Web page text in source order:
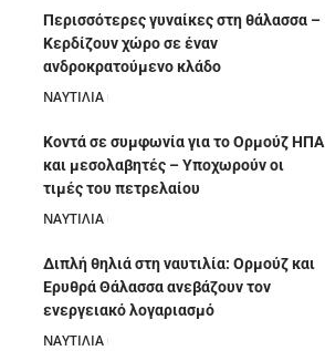
Περισσότερες γυναίκες στη θάλασσα –
Κερδίζουν χώρο σε έναν
ανδροκρατούμενο κλάδο
ΝΑΥΤΙΛΙΑ
Κοντά σε συμφωνία για το Ορμούζ ΗΠΑ
και μεσολαβητές – Υποχωρούν οι
τιμές του πετρελαίου
ΝΑΥΤΙΛΙΑ
Διπλή θηλιά στη ναυτιλία: Ορμούζ και
Ερυθρά Θάλασσα ανεβάζουν τον
ενεργειακό λογαριασμό
ΝΑΥΤΙΛΙΑ